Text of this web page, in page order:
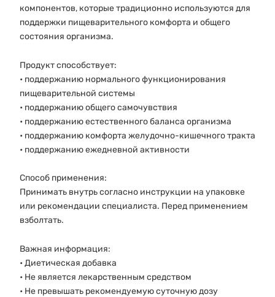
компонентов, которые традиционно используются для
поддержки пищеварительного комфорта и общего
состояния организма.
Продукт способствует:
• поддержанию нормального функционирования
пищеварительной системы
• поддержанию общего самочувствия
• поддержанию естественного баланса организма
• поддержанию комфорта желудочно-кишечного тракта
• поддержанию ежедневной активности
Способ применения:
Принимать внутрь согласно инструкции на упаковке
или рекомендации специалиста. Перед применением
взболтать.
Важная информация:
• Диетическая добавка
• Не является лекарственным средством
• Не превышать рекомендуемую суточную дозу